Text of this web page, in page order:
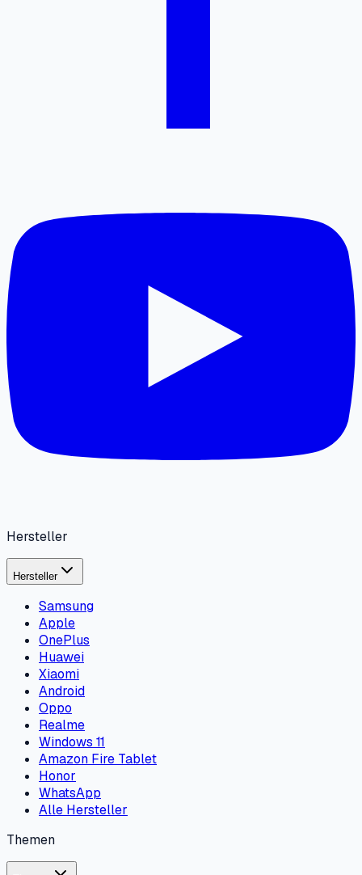
Hersteller
Hersteller
Samsung
Apple
OnePlus
Huawei
Xiaomi
Android
Oppo
Realme
Windows 11
Amazon Fire Tablet
Honor
WhatsApp
Alle Hersteller
Themen